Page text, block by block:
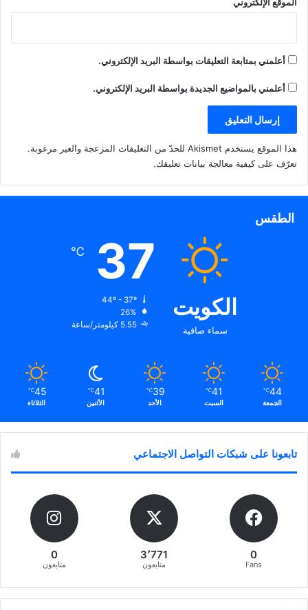
أعلمني بمتابعة التعليقات بواسطة البريد الإلكتروني.
أعلمني بالمواضيع الجديدة بواسطة البريد الإلكتروني.
هذا الموقع يستخدم Akismet للحدّ من التعليقات المزعجة والغير مرغوبة.
تعرّف على كيفية معالجة بيانات تعليقك.
الطقس
الكويت
سماء صافية
37
℃
26%
5.55 كيلومتر/ساعة
44
℃
الجمعة
41
℃
السبت
39
℃
الأحد
41
℃
الأثنين
45
℃
الثلاثاء
تابعونا على شبكات التواصل الاجتماعي
0
Fans
3٬771
متابعون
0
متابعون